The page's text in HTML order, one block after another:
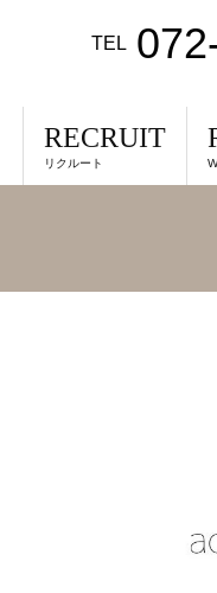
TEL
RECRUIT
リクルート